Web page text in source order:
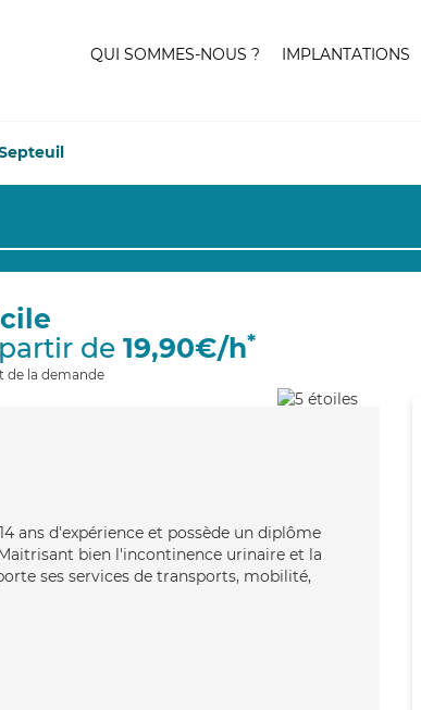
QUI SOMMES-NOUS ? IMPLANTATIONS
de 19,90€/h*
de la demande
ans d'expérience et possède un diplôme
bien l'incontinence urinaire et la
ses services de transports, mobilité,